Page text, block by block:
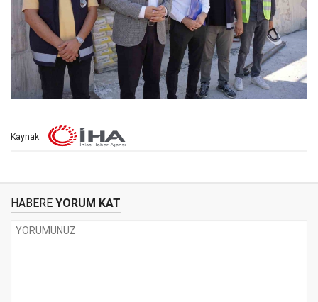
Kaynak:
HABERE YORUM KAT